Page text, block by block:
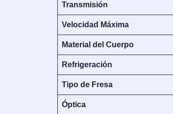
Transmisión
Velocidad Máxima
Material del Cuerpo
Refrigeración
Tipo de Fresa
Óptica